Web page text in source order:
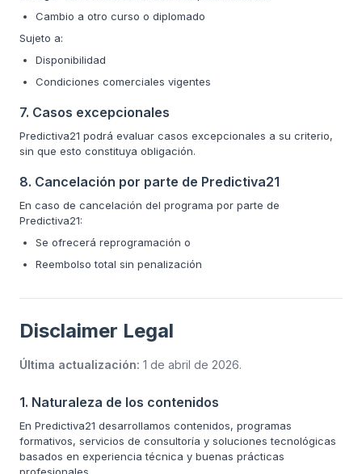
Cambio a otro curso o diplomado
Sujeto a:
Disponibilidad
Condiciones comerciales vigentes
7. Casos excepcionales
Predictiva21 podrá evaluar casos excepcionales a su criterio,
sin que esto constituya obligación.
8. Cancelación por parte de Predictiva21
En caso de cancelación del programa por parte de
Predictiva21:
Se ofrecerá reprogramación o
Reembolso total sin penalización
Disclaimer Legal
Última actualización: 1 de abril de 2026.
1. Naturaleza de los contenidos
En Predictiva21 desarrollamos contenidos, programas
formativos, servicios de consultoría y soluciones tecnológicas
basados en experiencia técnica y buenas prácticas